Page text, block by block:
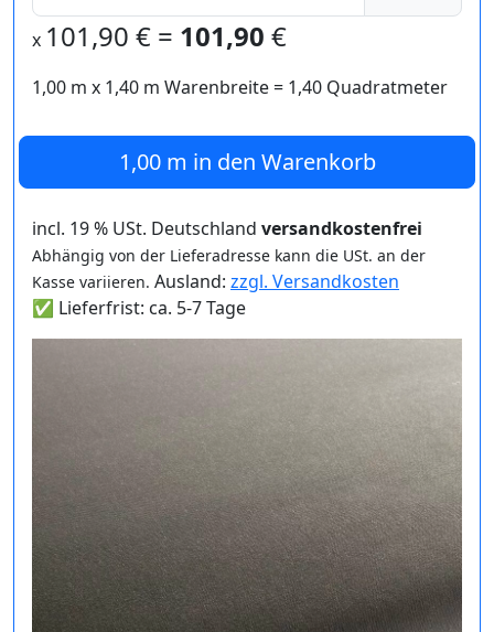
x 101,90 € = 101,90 €
1,00 m x 1,40 m Warenbreite = 1,40 Quadratmeter
1,00 m in den Warenkorb
incl. 19 % USt. Deutschland versandkostenfrei
Abhängig von der Lieferadresse kann die USt. an der
Kasse variieren. Ausland: zzgl. Versandkosten
✅ Lieferfrist: ca. 5-7 Tage